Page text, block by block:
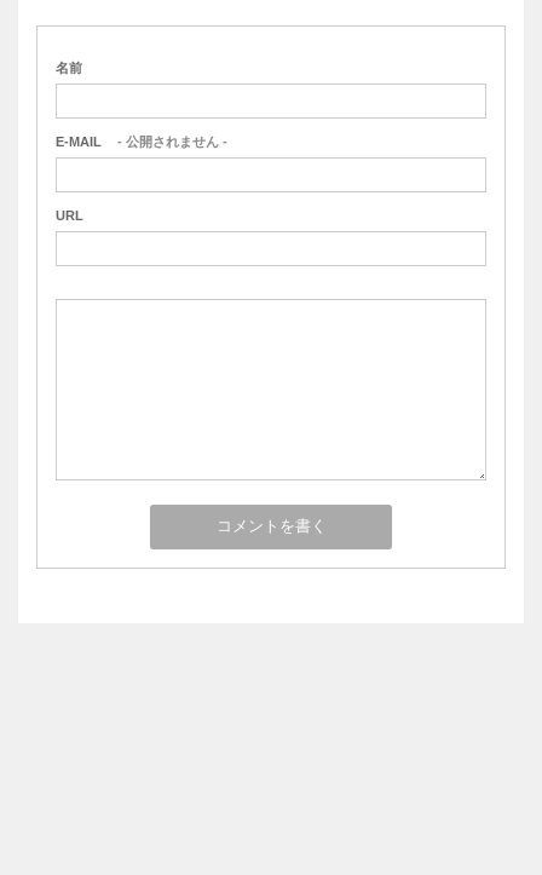
名前
E-MAIL - 公開されません -
URL